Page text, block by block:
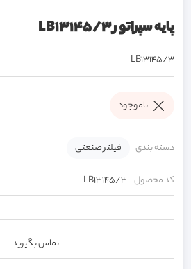
پایه سپراتور LB13145/3
LB13145/3
ناموجود
دسته بندی فیلتر صنعتی
کد محصول LB13145/3
تماس بگیرید